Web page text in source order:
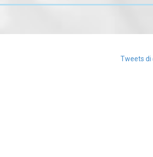
Tweets di